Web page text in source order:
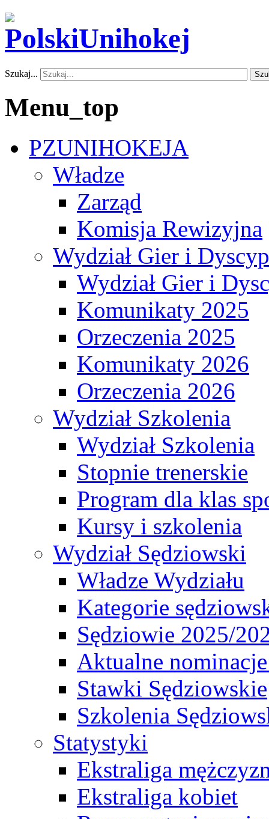
Szukaj...
Menu_top
PZUNIHOKEJA
Władze
Zarząd
Komisja Rewizyjna
Wydział Gier i
Wydział Gier i
Komunikaty 2025
Orzeczenia 2025
Komunikaty 2026
Orzeczenia 2026
Wydział Szkolenia
Wydział Szkolenia
Stopnie trenerskie
Program dla klas
Kursy i szkolenia
Wydział Sędziowski
Władze Wydziału
Kategorie
Sędziowie 2025/
Aktualne
Stawki Sędziowskie
Szkolenia
Statystyki
Ekstraliga
Ekstraliga kobiet